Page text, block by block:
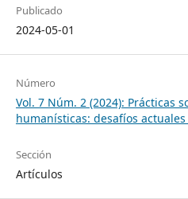
Publicado
2024-05-01
Número
Vol. 7 Núm. 2 (2024): Prácticas
humanísticas: desafíos actuales
Sección
Artículos